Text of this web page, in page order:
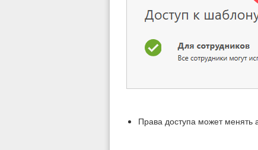
Права доступа может менять